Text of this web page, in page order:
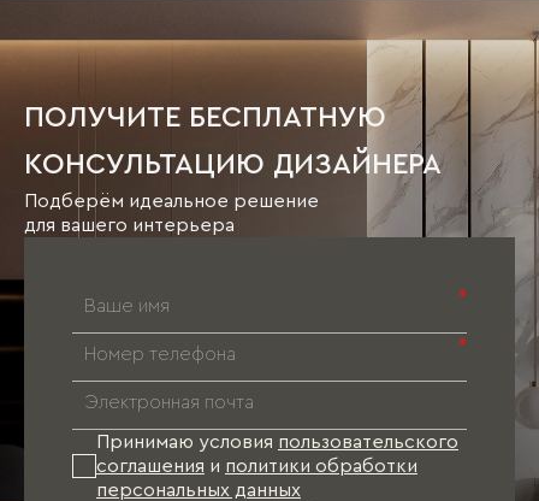
ПОЛУЧИТЕ БЕСПЛАТНУЮ
КОНСУЛЬТАЦИЮ ДИЗАЙНЕРА
Подберём идеальное решение
для вашего интерьера
*
*
Принимаю условия пользовательского
соглашения и политики обработки
персональных данных